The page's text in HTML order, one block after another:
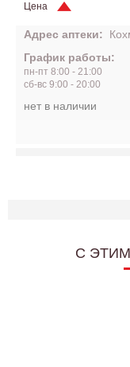
Цена
Адрес аптеки:
График работы:
пн-пт 8:00 - 21:00
сб-вс 9:00 - 20:00
нет в наличии
C